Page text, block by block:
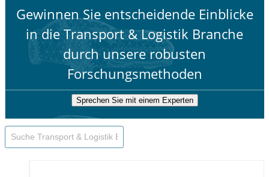
Gewinnen Sie entscheidende Einblicke
in die Transport & Logistik Branche
durch unsere robusten
Forschungsmethoden
Sprechen Sie mit einem Experten